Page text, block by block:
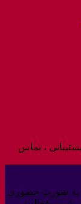
، تماس
فروش کالا به صورت حضوری